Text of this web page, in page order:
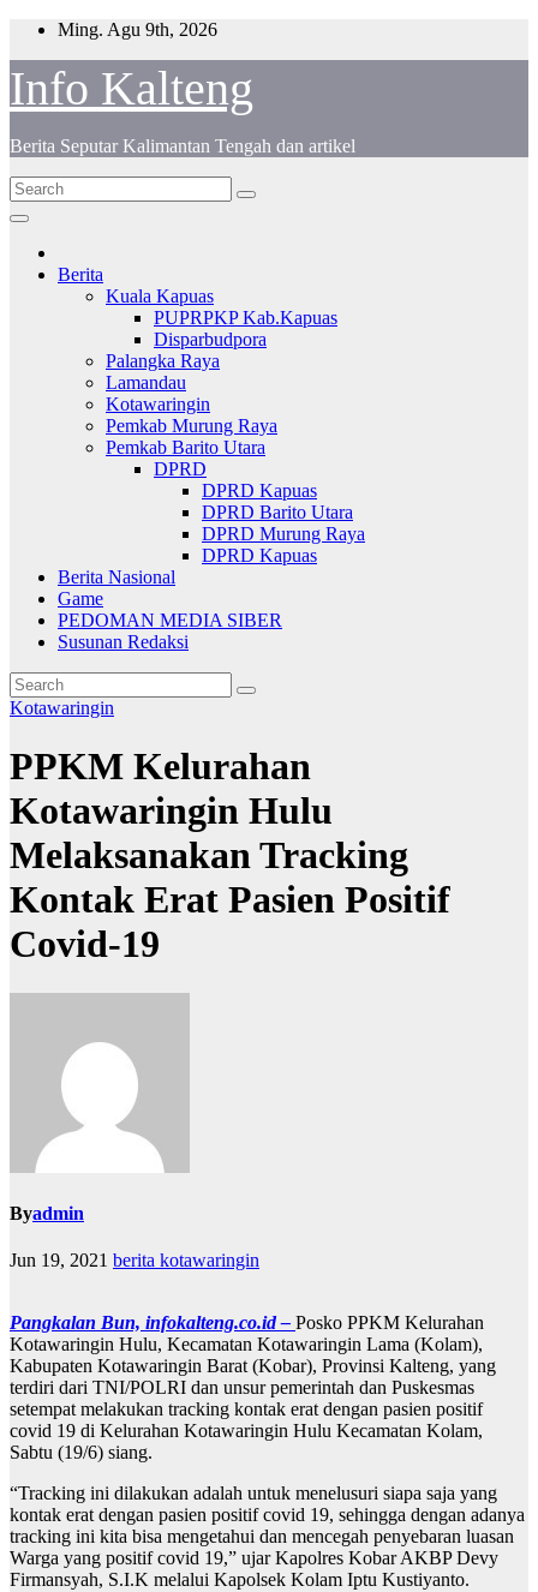
Skip
content
Ming. Agu 9th, 2026
Info Kalteng
Berita Seputar Kalimantan Tengah dan artikel
Berita
Kuala Kapuas
PUPRPKP Kab.Kapuas
Disparbudpora
Palangka Raya
Lamandau
Kotawaringin
Pemkab Murung Raya
Pemkab Barito Utara
DPRD
DPRD Kapuas
DPRD Barito Utara
DPRD Murung Raya
DPRD Kapuas
Berita Nasional
Game
PEDOMAN MEDIA SIBER
Susunan Redaksi
Kotawaringin
PPKM Kelurahan
Kotawaringin Hulu
Melaksanakan Tracking
Kontak Erat Pasien Positif
Covid-19
Byadmin
Jun 19, 2021 berita kotawaringin
Pangkalan Bun, infokalteng.co.id – Posko PPKM Kelurahan
Kotawaringin Hulu, Kecamatan Kotawaringin Lama (Kolam),
Kabupaten Kotawaringin Barat (Kobar), Provinsi Kalteng, yang
terdiri dari TNI/POLRI dan unsur pemerintah dan Puskesmas
setempat melakukan tracking kontak erat dengan pasien positif
covid 19 di Kelurahan Kotawaringin Hulu Kecamatan Kolam,
Sabtu (19/6) siang.
“Tracking ini dilakukan adalah untuk menelusuri siapa saja yang
kontak erat dengan pasien positif covid 19, sehingga dengan adanya
tracking ini kita bisa mengetahui dan mencegah penyebaran luasan
Warga yang positif covid 19,” ujar Kapolres Kobar AKBP Devy
Firmansyah, S.I.K melalui Kapolsek Kolam Iptu Kustiyanto.